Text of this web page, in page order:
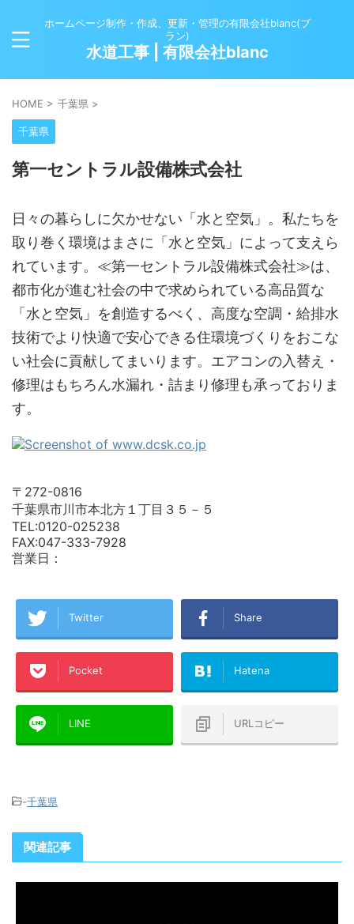
ホームページ制作・作成、更新・管理の有限会社blanc(ブ
ラン)
水道工事 | 有限会社blanc
HOME > 千葉県 >
千葉県
第一セントラル設備株式会社
日々の暮らしに欠かせない「水と空気」。私たちを
取り巻く環境はまさに「水と空気」によって支えら
れています。≪第一セントラル設備株式会社≫は、
都市化が進む社会の中で求められている高品質な
「水と空気」を創造するべく、高度な空調・給排水
技術でより快適で安心できる住環境づくりをおこな
い社会に貢献してまいります。エアコンの入替え・
修理はもちろん水漏れ・詰まり修理も承っておりま
す。
〒272-0816
千葉県市川市本北方１丁目３５－５
TEL:0120-025238
FAX:047-333-7928
営業日：
Twitter Share
Pocket Hatena
LINE URLコピー
-千葉県
関連記事